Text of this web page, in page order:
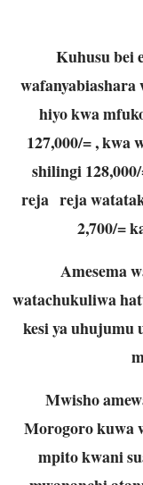
Kuhusu bei
hiyo kwa
127,000/= ,
shilingi
reja reja
2,700/=
Amesema
watachukuliwa
kesi ya uhujumu
Mwisho
Morogoro kuwa
mpito kwani